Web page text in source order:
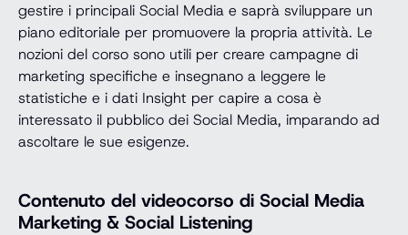
gestire i principali Social Media e saprà sviluppare un
piano editoriale per promuovere la propria attività. Le
nozioni del corso sono utili per creare campagne di
marketing specifiche e insegnano a leggere le
statistiche e i dati Insight per capire a cosa è
interessato il pubblico dei Social Media, imparando ad
ascoltare le sue esigenze.
Contenuto del videocorso di Social Media
Marketing & Social Listening